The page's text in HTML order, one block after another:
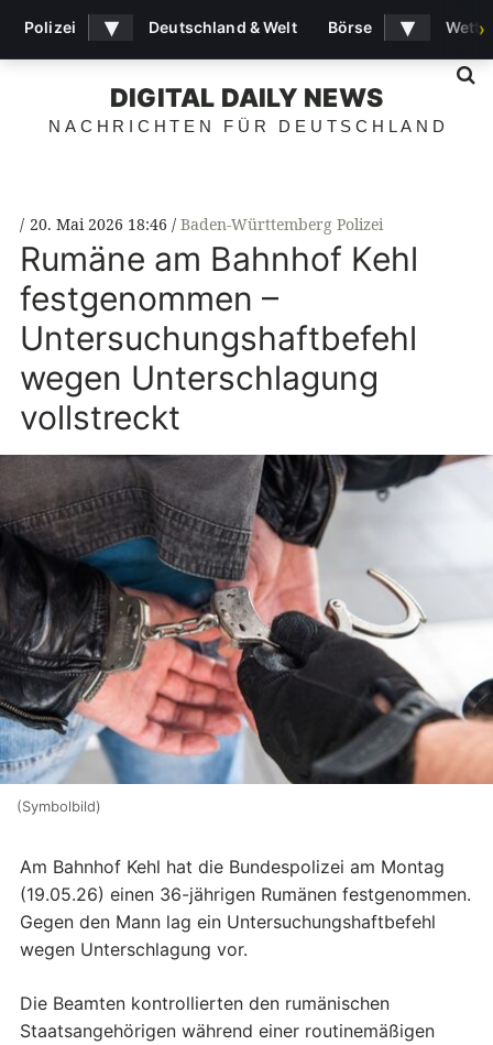
DIGITAL DAILY NEWS
NACHRICHTEN FÜR DEUTSCHLAND
20. Mai 2026 18:46 Baden-Württemberg Polizei
Rumäne am Bahnhof Kehl
festgenommen –
Untersuchungshaftbefehl
wegen Unterschlagung
vollstreckt
(Symbolbild)
Am Bahnhof Kehl hat die Bundespolizei am Montag
(19.05.26) einen 36-jährigen Rumänen festgenommen.
Gegen den Mann lag ein Untersuchungshaftbefehl
wegen Unterschlagung vor.
Die Beamten kontrollierten den rumänischen
Staatsangehörigen während einer routinemäßigen
Polizei ▾ Deutschland & Welt Börse ▾ ›